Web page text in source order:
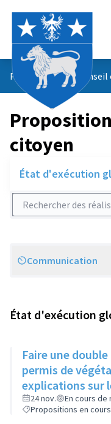
Propositions du conseil
citoyen
État d'exécution
Rechercher des
Scope
Communication
État d'exécution
Faire une
permis de
explications sur
côté des
investir
24 nov.
En cours de
Propositions en